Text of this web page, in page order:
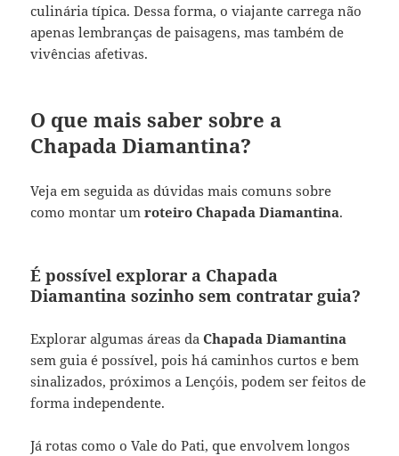
culinária típica. Dessa forma, o viajante carrega não
apenas lembranças de paisagens, mas também de
vivências afetivas.
O que mais saber sobre a
Chapada Diamantina?
Veja em seguida as dúvidas mais comuns sobre
como montar umroteiro Chapada Diamantina.
É possível explorar a Chapada
Diamantina sozinho sem contratar guia?
Explorar algumas áreas daChapada Diamantina
sem guia é possível, pois há caminhos curtos e bem
sinalizados, próximos a Lençóis, podem ser feitos de
forma independente.
Já rotas como o Vale do Pati, que envolvem longos